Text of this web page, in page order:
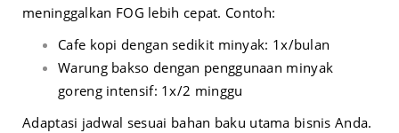
meninggalkan FOG lebih cepat. Contoh:
Cafe kopi dengan sedikit minyak: 1x/bulan
Warung bakso dengan penggunaan minyak
goreng intensif: 1x/2 minggu
Adaptasi jadwal sesuai bahan baku utama bisnis Anda.